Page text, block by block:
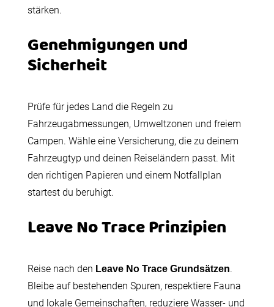
stärken.
Genehmigungen und
Sicherheit
Prüfe für jedes Land die Regeln zu
Fahrzeugabmessungen, Umweltzonen und freiem
Campen. Wähle eine Versicherung, die zu deinem
Fahrzeugtyp und deinen Reiseländern passt. Mit
den richtigen Papieren und einem Notfallplan
startest du beruhigt.
Leave No Trace Prinzipien
Reise nach den Leave No Trace Grundsätzen.
Bleibe auf bestehenden Spuren, respektiere Fauna
und lokale Gemeinschaften, reduziere Wasser- und